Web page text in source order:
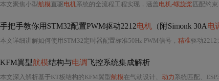
本文聚焦小型航模 直驱电机系统的全流程工程实现，涵盖 电机-螺旋桨 匹配约
手把手教你用STM32配置PWM驱动2212电机 （附Simonk 30A电
本文详细讲解如何使用STM32定时器配置标准50Hz PWM信号， 精准驱动2212
KFM翼型航模结构与电调飞控系统集成解析
本文深入解析基于KT板结构的KFM翼型航模在气动设计、 动力 系统匹配、ESP32-C3接收机实现及系